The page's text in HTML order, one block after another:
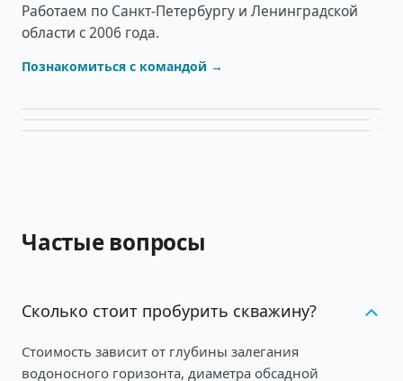
Работаем по Санкт-Петербургу и Ленинградской
области с 2006 года.
Познакомиться с командой →
Частые вопросы
Сколько стоит пробурить скважину?
Стоимость зависит от глубины залегания
водоносного горизонта, диаметра обсадной